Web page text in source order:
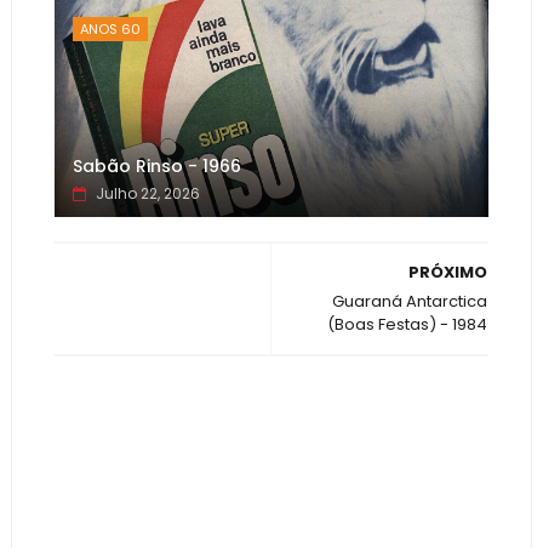
ANOS 60
Sabão Rinso - 1966
Julho 22, 2026
PRÓXIMO
Guaraná Antarctica
(Boas Festas) - 1984